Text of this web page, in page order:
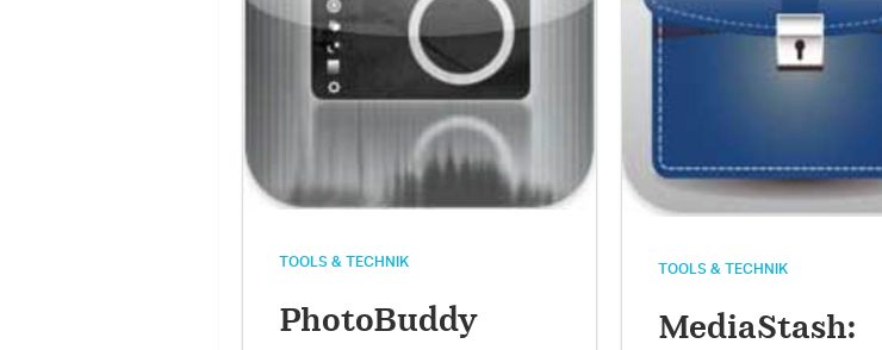
TOOLS & TECHNIK
PhotoBuddy
TOOLS & TECHNIK
MediaStash: